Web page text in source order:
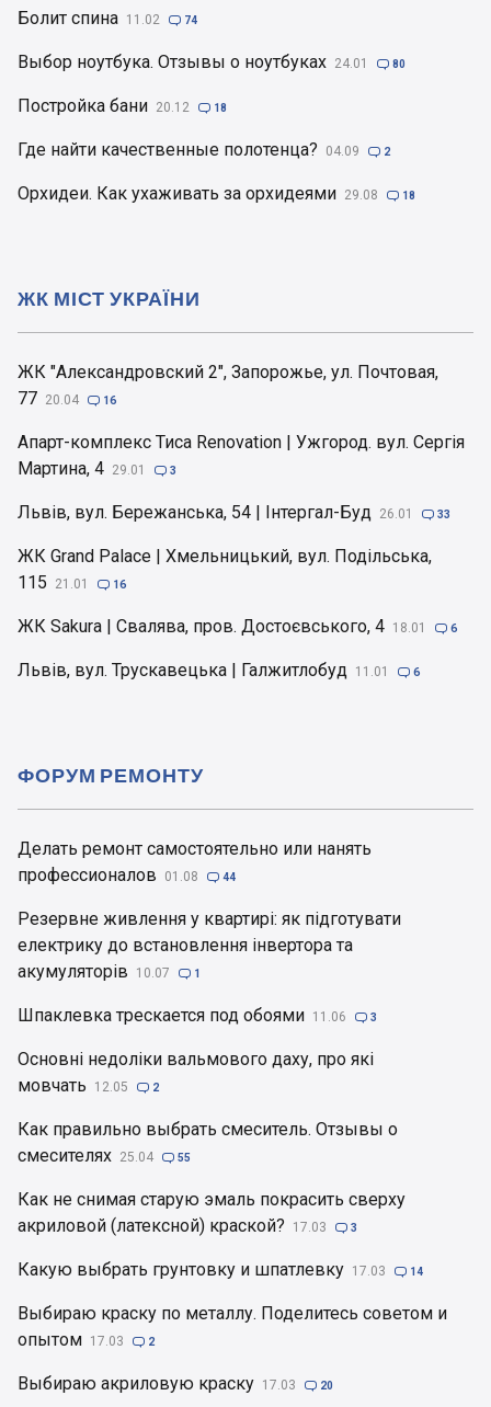
Болит спина 11.02  74
Выбор ноутбука. Отзывы о ноутбуках 24.01  80
Постройка бани 20.12  18
Где найти качественные полотенца? 04.09  2
Орхидеи. Как ухаживать за орхидеями 29.08  18
ЖК "Александровский 2", Запорожье, ул. Почтовая,
77 20.04  16
Апарт-комплекс Тиса Renovation | Ужгород. вул. Сергія
Мартина, 4 29.01  3
Львів, вул. Бережанська, 54 | Інтергал-Буд 26.01  33
ЖК Grand Palace | Хмельницький, вул. Подільська,
115
21.01  16
ЖК Sakura | Свалява, пров. Достоєвського, 4 18.01  6
Львів, вул. Трускавецька | Галжитлобуд 11.01  6
ЖК МІСТ УКРАЇНИ
Делать ремонт самостоятельно или нанять
профессионалов
01.08  44
Резервне живлення у квартирі: як підготувати
електрику до встановлення інвертора та
акумуляторів
10.07  1
Шпаклевка трескается под обоями 11.06  3
Основні недоліки вальмового даху, про які
мовчать
12.05  2
Как правильно выбрать смеситель. Отзывы о
смесителях 25.04  55
Как не снимая старую эмаль покрасить сверху
акриловой (латексной) краской?
17.03  3
Какую выбрать грунтовку и шпатлевку 17.03  14
Выбираю краску по металлу. Поделитесь советом и
опытом 17.03  2
Выбираю акриловую краску 17.03  20
ФОРУМ РЕМОНТУ